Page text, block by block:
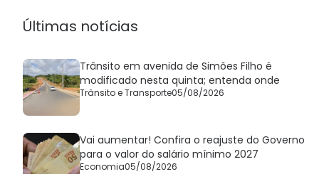
Últimas notícias
Trânsito em avenida de Simões Filho é
modificado nesta quinta; entenda onde
Trânsito e Transporte05/08/2026
Vai aumentar! Confira o reajuste do Governo
para o valor do salário mínimo 2027
Economia05/08/2026